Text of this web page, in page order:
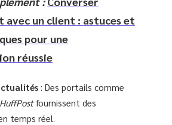
avec un client : astuces et
pour une
réussie
: Des portails comme
HuffPostfournissent des
temps réel.